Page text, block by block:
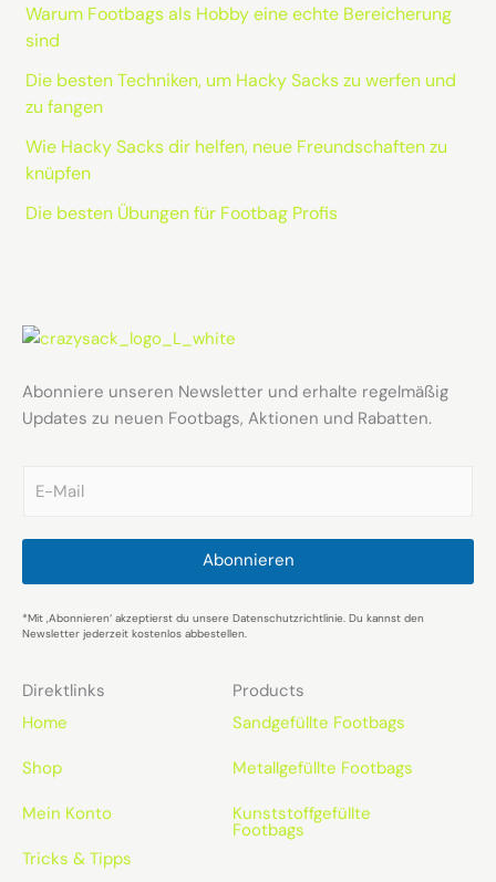
Warum Footbags als Hobby eine echte Bereicherung
sind
Die besten Techniken, um Hacky Sacks zu werfen und
zu fangen
Wie Hacky Sacks dir helfen, neue Freundschaften zu
knüpfen
Die besten Übungen für Footbag Profis
Abonniere unseren Newsletter und erhalte regelmäßig
Updates zu neuen Footbags, Aktionen und Rabatten.
m
i
*
Abonnieren
*Mit ‚Abonnieren‘ akzeptierst du unsere Datenschutzrichtlinie. Du kannst den
Newsletter jederzeit kostenlos abbestellen.
Direktlinks
Home
Shop
Mein Konto
Tricks & Tipps
Products
Sandgefüllte Footbags
Metallgefüllte Footbags
Kunststoffgefüllte
Footbags